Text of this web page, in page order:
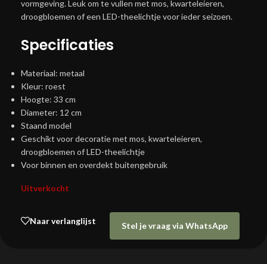
vormgeving. Leuk om te vullen met mos, kwarteleieren,
droogbloemen of een LED-theelichtje voor ieder seizoen.
Specificaties
Materiaal: metaal
Kleur: roest
Hoogte: 33 cm
Diameter: 12 cm
Staand model
Geschikt voor decoratie met mos, kwarteleieren,
droogbloemen of LED-theelichtje
Voor binnen en overdekt buitengebruik
Uitverkocht
Naar verlanglijst
Stel je vraag via WhatsApp